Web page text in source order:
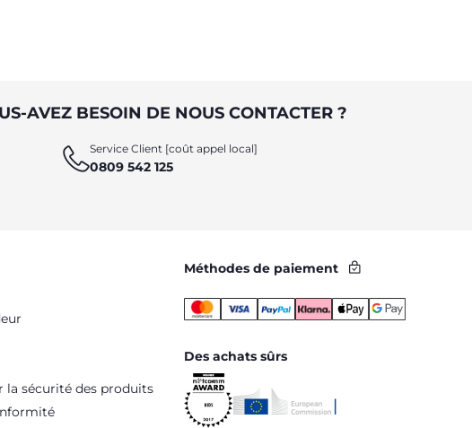
AVEZ BESOIN DE NOUS CONTACTER ?
Service Client [coût appel local]
0809 542 125
la sécurité des produits
Méthodes de paiement
Des achats sûrs